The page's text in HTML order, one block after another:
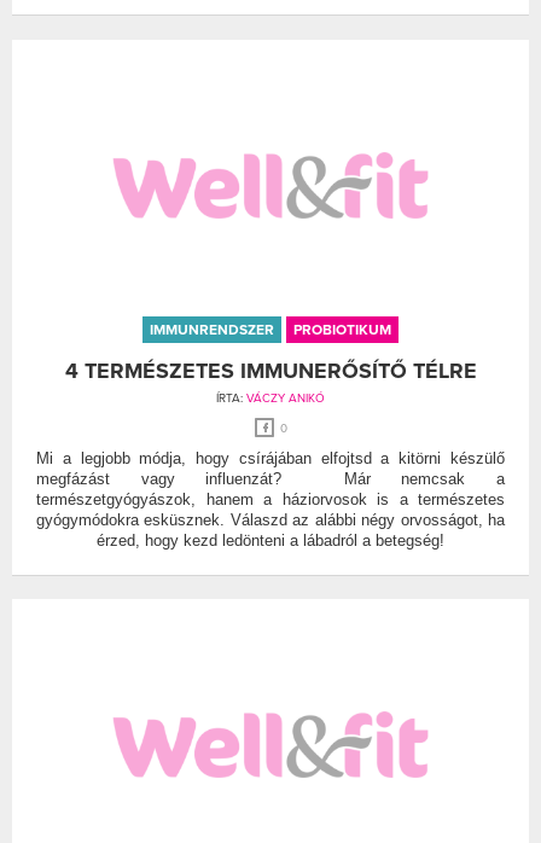
IMMUNRENDSZER PROBIOTIKUM
4 TERMÉSZETES IMMUNERŐSÍTŐ TÉLRE
ÍRTA: VÁCZY ANIKÓ
0
Mi a legjobb módja, hogy csírájában elfojtsd a kitörni készülő
megfázást vagy influenzát? Már nemcsak a
természetgyógyászok, hanem a háziorvosok is a természetes
gyógymódokra esküsznek. Válaszd az alábbi négy orvosságot, ha
érzed, hogy kezd ledönteni a lábadról a betegség!